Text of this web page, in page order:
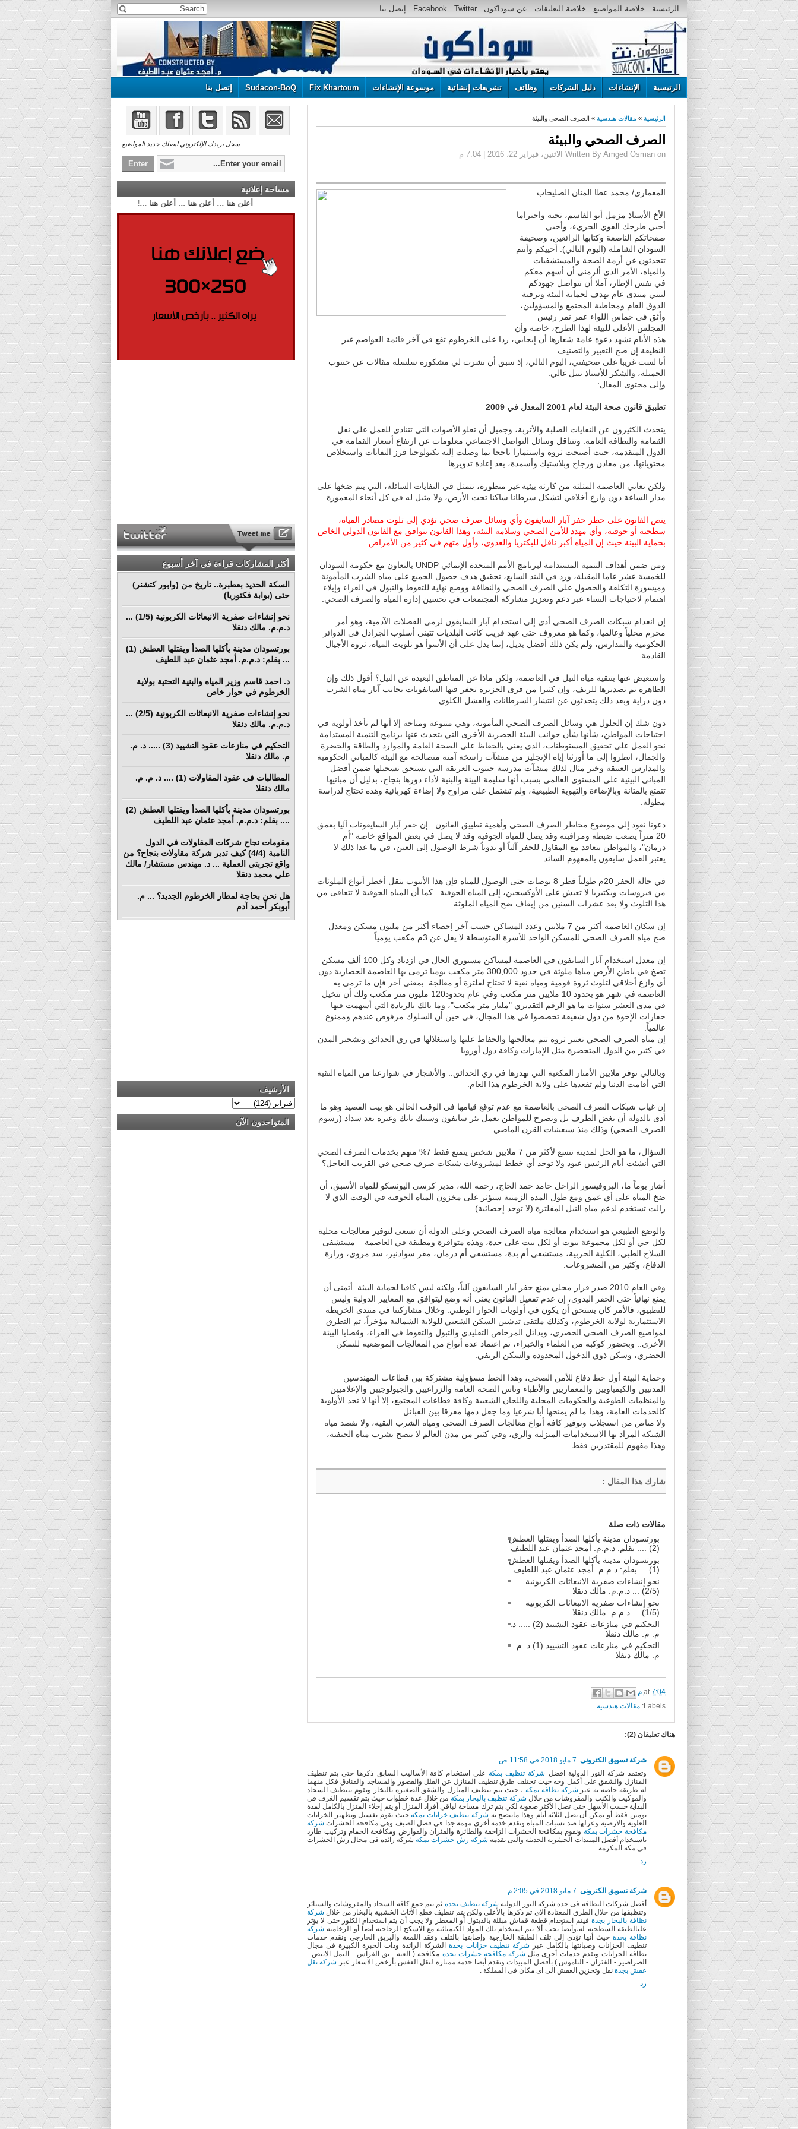
الرئيسية خلاصة المواضيع خلاصة التعليقات عن سوداكون Twitter
Facebook إتصل بنا
الرئيسية الإنشاءات دليل الشركات وظائف تشريعات إنشائية موسوعة الإنشاءات Fix Khartoum
Sudacon-BoQ إتصل بنا
الرئيسية » مقالات هندسية » الصرف الصحي والبيئة
الصرف الصحي والبيئة
Written By Amged Osman on الاثنين، فبراير 22، 2016 | 7:04 م
المعماري/ محمد عطا المنان الصليحاب
الأخ الأستاذ مزمل أبو القاسم، تحية واحتراما
أحيي طرحك القوي الجريء، وأحيي
صفحاتكم الناصعة وكتابها الرائعين، وصحيفة
السودان الشاملة (اليوم التالي). أحييكم وأنتم
تتحدثون عن أزمة الصحة والمستشفيات
والمياه، الأمر الذي ألزمني أن أسهم معكم
في نفس الإطار، آملا أن تتواصل جهودكم
لتبني منتدى عام يهدف لحماية البيئة وترقية
الذوق العام ومخاطبة المجتمع والمسؤولين،
وأثق في حماس اللواء عمر نمر رئيس
المجلس الأعلى للبيئة لهذا الطرح، خاصة وأن
هذه الأيام نشهد دعوة عامة شعارها أن إيجابي، ردا على الخرطوم تقع في آخر قائمة العواصم غير
النظيفة إن صح التعبير والتصنيف.
أنا لست غريبا على صحيفتي، اليوم التالي، إذ سبق أن نشرت لي مشكورة سلسلة مقالات عن حنتوب
الجميلة، والشكر للأستاذ نبيل غالي.
وإلى محتوى المقال:
تطبيق قانون صحة البيئة لعام 2001 المعدل في 2009
يتحدث الكثيرون عن النفايات الصلبة والأتربة، وجميل أن تعلو الأصوات التي تتنادى للعمل على نقل
القمامة والنظافة العامة. وتتناقل وسائل التواصل الاجتماعي معلومات عن ارتفاع أسعار القمامة في
الدول المتقدمة، حيث أصبحت ثروة واستثمارا ناجحا بما وصلت إليه تكنولوجيا فرز النفايات واستخلاص
محتوياتها، من معادن وزجاج وبلاستيك وأسمدة، بعد إعادة تدويرها.
ولكن تعاني العاصمة المثلثة من كارثة بيئية غير منظورة، تتمثل في النفايات السائلة، التي يتم ضخها على
مدار الساعة دون وازع أخلاقي لتشكل سرطانا ساكنا تحت الأرض، ولا مثيل له في كل أنحاء المعمورة.
ينص القانون على حظر حفر آبار السايفون وأي وسائل صرف صحي تؤدي إلى تلوث مصادر المياه،
سطحية أو جوفية، وأي مهدد للأمن الصحي وسلامة البيئة، وهذا القانون يتوافق مع القانون الدولي الخاص
بحماية البيئة حيث إن المياه أكبر ناقل للبكتريا والعدوى، وأول متهم في كثير من الأمراض.
ومن ضمن أهداف التنمية المستدامة لبرنامج الأمم المتحدة الإنمائي UNDP بالتعاون مع حكومة السودان
للخمسة عشر عاما المقبلة، ورد في البند السابع، تحقيق هدف حصول الجميع على مياه الشرب المأمونة
وميسورة التكلفة والحصول على الصرف الصحي والنظافة ووضع نهاية للتغوط والتبول في العراء وإيلاء
اهتمام لاحتياجات النساء عبر دعم وتعزيز مشاركة المجتمعات في تحسين إدارة المياه والصرف الصحي.
إن انعدام شبكات الصرف الصحي أدى إلى استخدام آبار السايفون لرمي الفضلات الآدمية، وهو أمر
محرم محلياً وعالميا، وكما هو معروف حتى عهد قريب كانت البلديات تتبنى أسلوب الجرادل في الدوائر
الحكومية والمدارس، ولم يكن ذلك أفضل بديل، إنما يدل على أن الأسوأ هو تلويث المياه، ثروة الأجيال
القادمة.
واستعيض عنها بتنقية مياه النيل في العاصمة، ولكن ماذا عن المناطق البعيدة عن النيل؟ أقول ذلك وإن
الظاهرة تم تصديرها للريف، وإن كثيرا من قرى الجزيرة تحفر فيها السايفونات بجانب آبار مياه الشرب
دون دراية وبعد ذلك يتحدثون عن انتشار السرطانات والفشل الكلوي.
دون شك إن الحلول هي وسائل الصرف الصحي المأمونة، وهي متنوعة ومتاحة إلا أنها لم تأخذ أولوية في
احتياجات المواطن، شأنها شأن جوانب البيئة الحضرية الأخرى التي يتحدث عنها برنامج التنمية المستدامة
نحو العمل على تحقيق المستوطنات، الذي يعنى بالحفاظ على الصحة العامة والموارد والطاقة والخضرة
والجمال، انظروا إلى ما أورثنا إياه الإنجليز من منشآت راسخة آمنة متصالحة مع البيئة كالمباني الحكومية
والمدارس العتيقة وخير مثال لذلك منشآت مدرسة حنتوب العريقة التي تستحق تسجيلها ضمن أفضل
المباني البيئية على المستوى العالمي بسبب أنها سليمة البيئة والبنية لأداء دورها بنجاح، بدليل أن مبانيها
تتمتع بالمتانة وبالإضاءة والتهوية الطبيعية، ولم تشتمل على مراوح ولا إضاءة كهربائية وهذه تحتاج لدراسة
مطولة.
دعونا نعود إلى موضوع مخاطر الصرف الصحي وأهمية تطبيق القانون.. إن حفر آبار السايفونات آليا بعمق
20 متراً يصعب ضبطه ومراقبته وقد يصل للمياه الجوفية وقد لا يصل في بعض المواقع خاصة "أم
درمان"، والمواطن يتعاقد مع المقاول للحفر آلياً أو يدوياً شرط الوصول إلى العين، في ما عدا ذلك لا
يعتبر العمل سايفون بالمفهوم السائد.
في حالة الحفر 20م طولياً قطر 8 بوصات حتى الوصول للمياه فإن هذا الأنبوب ينقل أخطر أنواع الملوثات
من فيروسات وبكتيريا لا تعيش على الأوكسجين، إلى المياه الجوفية.. كما أن المياه الجوفية لا تتعافى من
هذا التلوث ولا بعد عشرات السنين من إيقاف ضخ المياه الملوثة.
إن سكان العاصمة أكثر من 7 ملايين وعدد المساكن حسب آخر إحصاء أكثر من مليون مسكن ومعدل
ضخ مياه الصرف الصحي للمسكن الواحد للأسرة المتوسطة لا يقل عن 3م مكعب يومياً.
إن معدل استخدام آبار السايفون في العاصمة لمساكن مسيوري الحال في ازدياد وكل 100 ألف مسكن
تضخ في باطن الأرض مياها ملوثة في حدود 300,000 متر مكعب يوميا ترمى بها العاصمة الحضارية دون
أي وازع أخلاقي لتلوث ثروة قومية ومياه نقية لا تحتاج لفلترة أو معالجة. بمعنى آخر فإن ما ترمى به
العاصمة في شهر هو بحدود 10 ملايين متر مكعب وفي عام بحدود120 مليون متر مكعب ولك أن تتخيل
في مدى العشر سنوات ما هو الرقم التقديري "مليار متر مكعب"، وما بالك بالزيادة التي أسهمت فيها
حفارات الإخوة من دول شقيقة تخصصوا في هذا المجال، في حين أن السلوك مرفوض عندهم وممنوع
عالمياً.
إن مياه الصرف الصحي تعتبر ثروة تتم معالجتها والحفاظ عليها واستغلالها في ري الحدائق وتشجير المدن
في كثير من الدول المتحضرة مثل الإمارات وكافة دول أوروبا.
وبالتالي نوفر ملايين الأمتار المكعبة التي نهدرها في ري الحدائق.. والأشجار في شوارعنا من المياه النقية
التي أقامت الدنيا ولم تقعدها على ولاية الخرطوم هذا العام.
إن غياب شبكات الصرف الصحي بالعاصمة مع عدم توقع قيامها في الوقت الحالي هو بيت القصيد وهو ما
أدى بالدولة أن تغض الطرف بل وتصرح للمواطن بعمل بئر سايفون وسبتك تانك وغيره بعد سداد (رسوم
الصرف الصحي) وذلك منذ سبعينيات القرن الماضي.
السؤال، ما هو الحل لمدينة تتسع لأكثر من 7 ملايين شخص يتمتع فقط 7% منهم بخدمات الصرف الصحي
التي أنشئت أيام الرئيس عبود ولا توجد أي خطط لمشروعات شبكات صرف صحي في القريب العاجل؟
أشار يوماً ما، البروفيسور الراحل حامد حمد الحاج، رحمه الله، مدير كرسي اليونسكو للمياه الأسبق، أن
ضخ المياه على أي عمق ومع طول المدة الزمنية سيؤثر على مخزون المياه الجوفية في الوقت الذي لا
زالت تستخدم لدعم مياه النيل المفلترة (لا توجد إحصائية).
والوضع الطبيعي هو استخدام معالجة مياه الصرف الصحي وعلى الدولة أن تسعى لتوفير معالجات محلية
لكل حي أو لكل مجموعة بيوت أو لكل بيت على حدة، وهذه متوافرة ومطبقة في العاصمة – مستشفى
السلاح الطبي، الكلية الحربية، مستشفى أم بدة، مستشفى أم درمان، مقر سوادنير، سد مروي، وزارة
الدفاع، وكثير من المشروعات.
وفي العام 2010 صدر قرار محلي بمنع حفر آبار السايفون آلياً، ولكنه ليس كافيا لحماية البيئة. أتمنى أن
يمنع نهائياً حتى الحفر اليدوي، إن عدم تفعيل القانون يعني أنه وضع ليتوافق مع المعايير الدولية وليس
للتطبيق، فالأمر كان يستحق أن يكون في أولويات الحوار الوطني. وخلال مشاركتنا في منتدى الخريطة
الاستثمارية لولاية الخرطوم، وكذلك ملتقى تدشين السكن الشعبي للولاية الشمالية مؤخراً، تم التطرق
لمواضيع الصرف الصحي الحضري، وبدائل المرحاض التقليدي والتبول والتغوط في العراء، وقضايا البيئة
الأخرى.. وبحضور كوكبة من العلماء والخبراء، تم اعتماد عدة أنواع من المعالجات الموضعية للسكن
الحضري، وسكن ذوي الدخول المحدودة والسكن الريفي.
وحماية البيئة أول خط دفاع للأمن الصحي، وهذا الخط مسؤولية مشتركة بين قطاعات المهندسين
المدنيين والكيمياويين والمعماريين والأطباء وناس الصحة العامة والزراعيين والجيولوجيين والإعلاميين
والمنظمات الطوعية والحكومات المحلية واللجان الشعبية وكافة قطاعات المجتمع، إلا أنها لا تجد الأولوية
كالخدمات العامة، وهذا ما لم يمنحها أبا شرعيا وما جعل دمها مفرقا بين القبائل.
ولا مناص من استجلاب وتوفير كافة أنواع معالجات الصرف الصحي ومياه الشرب النقية، ولا نقصد مياه
الشبكة المراد بها الاستخدامات المنزلية والري، وفي كثير من مدن العالم لا ينصح بشرب مياه الحنفية،
وهذا مفهوم للمقتدرين فقط.
شارك هذا المقال :
مقالات ذات صلة
بورتسودان مدينة يأكلها الصدأ ويقتلها العطش
(2) .... بقلم: د.م.م. أمجد عثمان عبد اللطيف
بورتسودان مدينة يأكلها الصدأ ويقتلها العطش
(1) ... بقلم: د.م.م. أمجد عثمان عبد اللطيف
نحو إنشاءات صفرية الانبعاثات الكربونية
(2/5) ... د.م.م. مالك دنقلا
نحو إنشاءات صفرية الانبعاثات الكربونية
(1/5) ... د.م.م. مالك دنقلا
التحكيم في منازعات عقود التشييد (2) ..... د.
م. م. مالك دنقلا
التحكيم في منازعات عقود التشييد (1) د. م.
م. مالك دنقلا
at7:04 م
Labels: مقالات هندسية
هناك تعليقان (2):
شركة تسويق الكترونى 7 مايو 2018 في 11:58 ص
وتعتمد شركة النور الدولية افضل شركة تنظيف بمكة على استخدام كافة الأساليب السابق ذكرها حتى يتم تنظيف
المنازل والشقق على أكمل وجه حيث تختلف طرق تنظيف المنازل عن الفلل والقصور والمساجد والفنادق فكل منهما
له طريقة خاصة به عبر شركة نظافة بمكة ، حيث يتم تنظيف المنازل والشقق الصغيرة بالبخار ونقوم بتنظيف السجاد
والموكيت والكنب والمفروشات من خلال شركة تنظيف بالبخار بمكة من خلال عدة خطوات حيث يتم تقسيم الغرف في
البداية حسب الأسهل حتى تصل الأكثر صعوبة لكي يتم ترك مساحة لباقي أفراد المنزل أو يتم إخلاء المنزل بالكامل لمدة
يومين فقط أو يمكن أن تصل لثلاثة أيام وهذا ماتنصح به شركة تنظيف خزانات بمكةحيث نقوم بغسيل وتطهير الخزانات
العلوية والارضية وعزلها ضد تسبات المياه ونقدم خدمة أخرى مهمة جدا فى فصل الصيف وهى مكافحة الحشرات شركة
مكافحة حشرات بمكة ونقوم بمكافحة الحشرات الزاحفة والطائرة والفئران والقوارض ومكافحة الحمام وتركيب طارد
باستخدام أفضل المبيدات الحشرية الحديثة والتى تقدمة شركة رش حشرات بمكةشركة رائدة فى مجال رش الحشرات
فى مكة المكرمة.
رد
شركة تسويق الكترونى 7 مايو 2018 في 2:05 م
أفضل شركات النظافة فى جدة شركة النور الدولية شركة تنظيف بجدة ثم يتم جمع كافة السجاد والمفروشات والستائر
وتنظيفها من خلال الطرق المعتادة الاي تم ذكرها بالأعلى ولكن يتم تنظيف قطع الأثاث الخشبية بالبخار من خلال شركة
نظافة بالبخار بجدة فيتم استخدام قطعة قماش مبللة بالديتول أو المعطر ولا يجب أن يتم استخدام الكلور حتى لا يؤثر
علىالطبقة السطحية له،وأيضاً يجب ألا يتم استخدام تلك المواد الكيميائية مع الاسكح الزجاجية أيضاً أو الرخامية شركة
نظافة بجدةحيث أنها تؤدي إلى تلف الطبقة الخارجية وإصابتها بالتلف وفقد اللمعة والبريق الخارجي ونقدم خدمات
تنظيف الخزانات وصيانتها بالكامل عبر شركة تنظيف خزانات بجدةالشركة الرائدة وذات الخبرة الكبيرة فى مجال
نظافة الخزانات ونقدم خدمات أخرى مثل شركة مكافحة حشرات بجدة مكافحة ( العتة - بق الفراش - النمل الابيض -
الصراصير - الفئران - الناموس ) بأفضل المبيدات ونقدم أيضا خدمة ممتازة لنقل العفش بأرخص الاسعار عبر شركة نقل
عفش بجدة نقل وتخزين العفش الى اى مكان فى المملكة .
رد
سجل بريدك الإلكتروني ليصلك جديد المواضيع
مساحة إعلانية
أعلن هنا ... أعلن هنا ... أعلن هنا ...!
أكثر المشاركات قراءة في آخر أسبوع
السكة الحديد بعطبرة.. تاريخ من (وابور كتشنر)
حتى (بوابة فكتوريا)
نحو إنشاءات صفرية الانبعاثات الكربونية (1/5) ...
د.م.م. مالك دنقلا
بورتسودان مدينة يأكلها الصدأ ويقتلها العطش (1)
... بقلم: د.م.م. أمجد عثمان عبد اللطيف
د. احمد قاسم وزير المياه والبنية التحتية بولاية
الخرطوم في حوار خاص
نحو إنشاءات صفرية الانبعاثات الكربونية (2/5) ...
د.م.م. مالك دنقلا
التحكيم في منازعات عقود التشييد (3) ..... د. م.
م. مالك دنقلا
المطالبات في عقود المقاولات (1) .... د. م. م.
مالك دنقلا
بورتسودان مدينة يأكلها الصدأ ويقتلها العطش (2)
.... بقلم: د.م.م. أمجد عثمان عبد اللطيف
مقومات نجاح شركات المقاولات في الدول
النامية (4/4) كيف تدير شركة مقاولات بنجاح؟ من
واقع تجربتي العملية ... د. مهندس مستشار/ مالك
علي محمد دنقلا
هل نحن بحاجة لمطار الخرطوم الجديد؟ ... م.
أبوبكر أحمد آدم
الأرشيف
المتواجدون الآن